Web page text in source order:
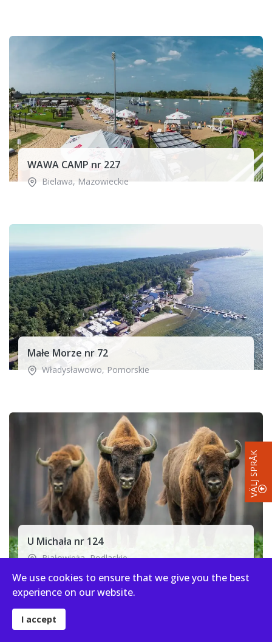
VÄLJ SPRÅK
WAWA CAMP nr 227
Bielawa, Mazowieckie
Małe Morze nr 72
Władysławowo, Pomorskie
U Michała nr 124
Białowieża,Podlaskie
We use cookies to ensure that we give you the best
experience on our website.
I accept